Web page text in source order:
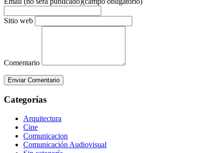
Sitio web
Comentario
Enviar Comentario
Categorías
Arquitectura
Cine
Comunicacion
Comunicación Audiovisual